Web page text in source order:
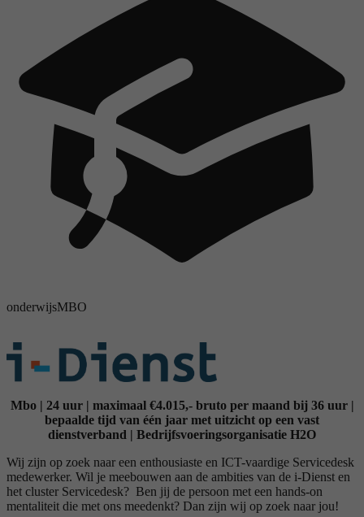
onderwijsMBO
Mbo | 24 uur | maximaal €4.015,- bruto per maand bij 36 uur |
bepaalde tijd van één jaar met uitzicht op een vast
dienstverband | Bedrijfsvoeringsorganisatie H2O
Wij zijn op zoek naar een enthousiaste en ICT-vaardige Servicedesk
medewerker. Wil je meebouwen aan de ambities van de i-Dienst en
het cluster Servicedesk? Ben jij de persoon met een hands-on
mentaliteit die met ons meedenkt? Dan zijn wij op zoek naar jou!